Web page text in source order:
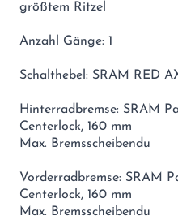
größtem Ritzel
Anzahl Gänge: 1
Schalthebel: SRAM RED
Hinterradbremse: SRAM
Centerlock, 160 mm
Max. Bremsscheibendu
Vorderradbremse: SRAM
Centerlock, 160 mm
Max. Bremsscheibendu